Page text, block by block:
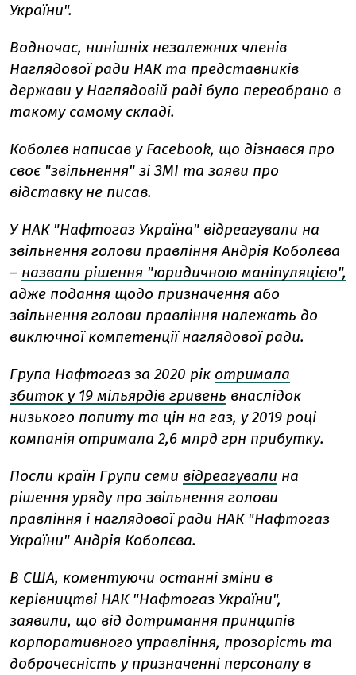
України".
Водночас, нинішніх незалежних членів
Наглядової ради НАК та представників
держави у Наглядовій раді було переобрано в
такому самому складі.
Коболєв написав у Facebook, що дізнався про
своє "звільнення" зі ЗМІ та заяви про
відставку не писав.
У НАК "Нафтогаз Україна" відреагували на
звільнення голови правління Андрія Коболєва
– назвали рішення "юридичною маніпуляцією",
адже подання щодо призначення або
звільнення голови правління належать до
виключної компетенції наглядової ради.
Група Нафтогаз за 2020 рік отримала
збиток у 19 мільярдів гривень внаслідок
низького попиту та цін на газ, у 2019 році
компанія отримала 2,6 млрд грн прибутку.
Посли країн Групи семи відреагували на
рішення уряду про звільнення голови
правління і наглядової ради НАК "Нафтогаз
України" Андрія Коболєва.
В США, коментуючи останні зміни в
керівництві НАК "Нафтогаз України",
заявили, що від дотримання принципів
корпоративного управління, прозорість та
доброчесність у призначенні персоналу в